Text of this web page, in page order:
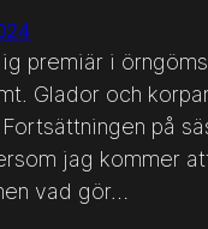
premiär i
Glador och
på
jag kommer
vad gör…